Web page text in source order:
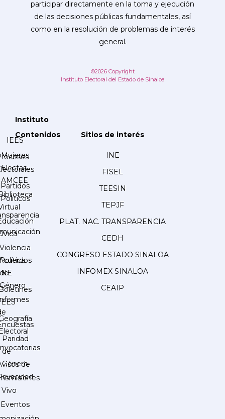
participar directamente en la toma y ejecución
de las decisiones públicas fundamentales, así
como en la resolución de problemas de interés
general.
©2026 Copyright
Instituto Electoral del Estado de Sinaloa
Instituto
IEES
Partidos
Políticos
de
Contenidos
Mujeres
Electas
AMCEE
Violencia
Política
de
Género
Paridad
de
Género
Eventos
Sitios de interés
INE
FISEL
TEESIN
TEPJF
PLAT. NAC. TRANSPARENCIA
CEDH
CONGRESO ESTADO SINALOA
INFOMEX SINALOA
CEAIP